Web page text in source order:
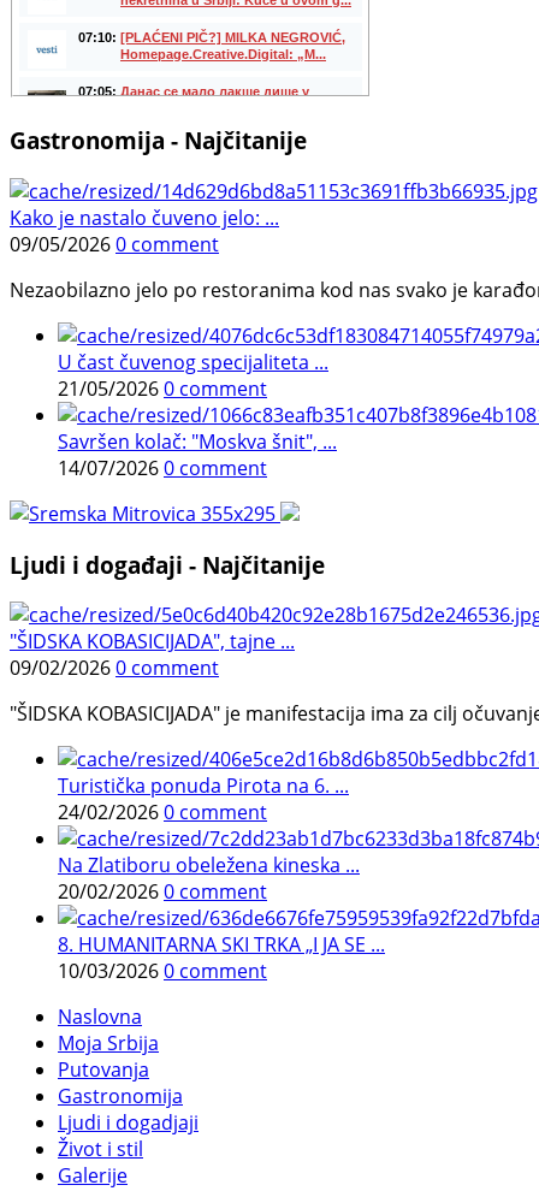
Gastronomija - Najčitanije
Kako je nastalo čuveno jelo: ...
09/05/20260 comment
Nezaobilazno jelo po restoranima kod nas svako je
U čast čuvenog specijaliteta ...
21/05/20260 comment
Savršen kolač: "Moskva šnit", ...
14/07/20260 comment
Ljudi i događaji - Najčitanije
"ŠIDSKA KOBASICIJADA", tajne ...
09/02/20260 comment
"ŠIDSKA KOBASICIJADA" je manifestacija ima za cilj
Turistička ponuda Pirota na 6. ...
24/02/20260 comment
Na Zlatiboru obeležena kineska ...
20/02/20260 comment
8. HUMANITARNA SKI TRKA „I JA SE ...
10/03/20260 comment
Naslovna
Moja Srbija
Putovanja
Gastronomija
Ljudi i dogadjaji
Život i stil
Galerije